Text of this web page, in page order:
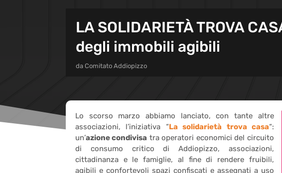
LA SOLIDARIETÀ TROVA
degli immobili agibili
da Comitato Addiopizzo
Lo scorso marzo abbiamo lanciato, con tante altre
associazioni, l’iniziativa “La solidarietà trova casa“:
un’azione condivisa tra operatori economici del circuito
di consumo critico di Addiopizzo, associazioni,
cittadinanza e le famiglie, al fine di rendere fruibili,
agibili e confortevoli spazi confiscati e assegnati a uso